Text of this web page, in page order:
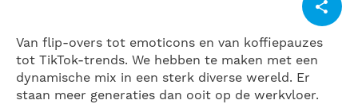
Van flip-overs tot emoticons en van koffiepauzes
tot TikTok-trends. We hebben te maken met een
dynamische mix in een sterk diverse wereld. Er
staan meer generaties dan ooit op de werkvloer.